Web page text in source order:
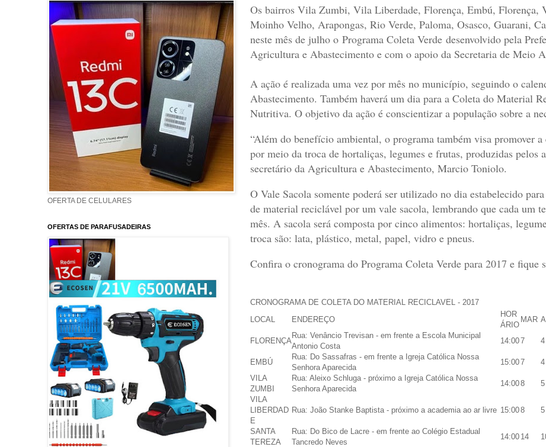
Os bairros Vila Zumbi, Vila Liberdade, Florença, Embú, Florença,
Moinho Velho, Arapongas, Rio Verde, Paloma, Osasco, Guarani,
neste mês de julho o Programa Coleta Verde desenvolvido pela
Agricultura e Abastecimento e com o apoio da Secretaria de Meio
A ação é realizada uma vez por mês no município, seguindo o
Abastecimento. Também haverá um dia para a Coleta do Material
Nutritiva. O objetivo da ação é conscientizar a população sobre a
“Além do benefício ambiental, o programa também visa promover
por meio da troca de hortaliças, legumes e frutas, produzidas
secretário da Agricultura e Abastecimento, Marcio Toniolo.
O Vale Sacola somente poderá ser utilizado no dia estabelecido
de material reciclável por um vale sacola, lembrando que cada um
mês. A sacola será composta por cinco alimentos: hortaliças,
troca são: lata, plástico, metal, papel, vidro e pneus.
Confira o cronograma do Programa Coleta Verde para 2017 e fique
CRONOGRAMA DE COLETA DO MATERIAL RECICLAVEL - 2017
LOCAL
ENDEREÇO
HOR
ÁRIO
MAR
FLORENÇA
Rua: Venâncio Trevisan - em frente a Escola Municipal
Antonio Costa
14:007 4
EMBÚ
Rua: Do Sassafras - em frente a Igreja Católica Nossa
Senhora Aparecida
15:007 4
VILA
ZUMBI
Rua: Aleixo Schluga - próximo a Igreja Católica Nossa
Senhora Aparecida
14:008 5
VILA
LIBERDAD
E
Rua: João Stanke Baptista - próximo a academia ao ar livre 15:008 5
SANTA
TEREZA
Rua: Do Bico de Lacre - em frente ao Colégio Estadual
Tancredo Neves
14:00 14
OFERTA DE CELULARES
OFERTAS DE PARAFUSADEIRAS